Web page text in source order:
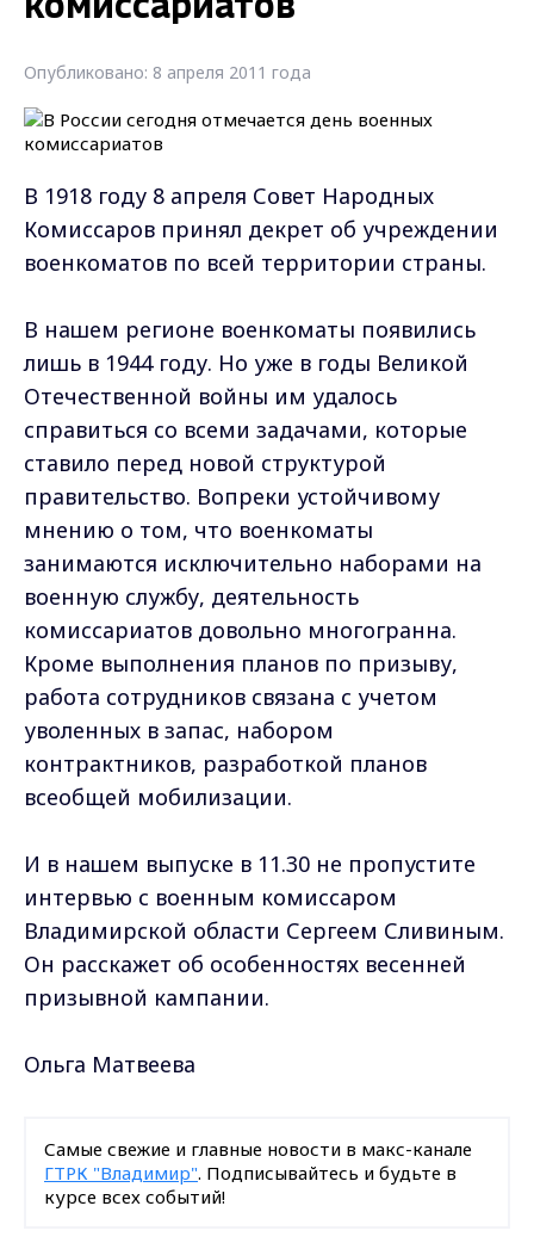
комиссариатов
Опубликовано: 8 апреля 2011 года
В 1918 году 8 апреля Совет Народных
Комиссаров принял декрет об учреждении
военкоматов по всей территории страны.
В нашем регионе военкоматы появились
лишь в 1944 году. Но уже в годы Великой
Отечественной войны им удалось
справиться со всеми задачами, которые
ставило перед новой структурой
правительство. Вопреки устойчивому
мнению о том, что военкоматы
занимаются исключительно наборами на
военную службу, деятельность
комиссариатов довольно многогранна.
Кроме выполнения планов по призыву,
работа сотрудников связана с учетом
уволенных в запас, набором
контрактников, разработкой планов
всеобщей мобилизации.
И в нашем выпуске в 11.30 не пропустите
интервью с военным комиссаром
Владимирской области Сергеем Сливиным.
Он расскажет об особенностях весенней
призывной кампании.
Ольга Матвеева
Самые свежие и главные новости в макс-канале
ГТРК "Владимир". Подписывайтесь и будьте в
курсе всех событий!